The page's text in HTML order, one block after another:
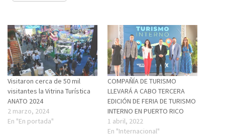
Visitaron cerca de 50 mil
visitantes la Vitrina Turística
ANATO 2024
2 marzo, 2024
En "En portada"
COMPAÑÍA DE TURISMO
LLEVARÁ A CABO TERCERA
EDICIÓN DE FERIA DE TURISMO
INTERNO EN PUERTO RICO
1 abril, 2022
En "Internacional"